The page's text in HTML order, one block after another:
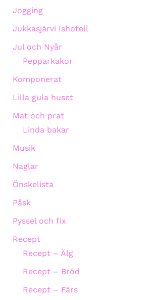
Jogging
Jukkasjärvi Ishotell
Jul och Nyår
Pepparkakor
Komponerat
Lilla gula huset
Mat och prat
Linda bakar
Musik
Naglar
Önskelista
Påsk
Pyssel och fix
Recept
Recept – Älg
Recept – Bröd
Recept – Färs